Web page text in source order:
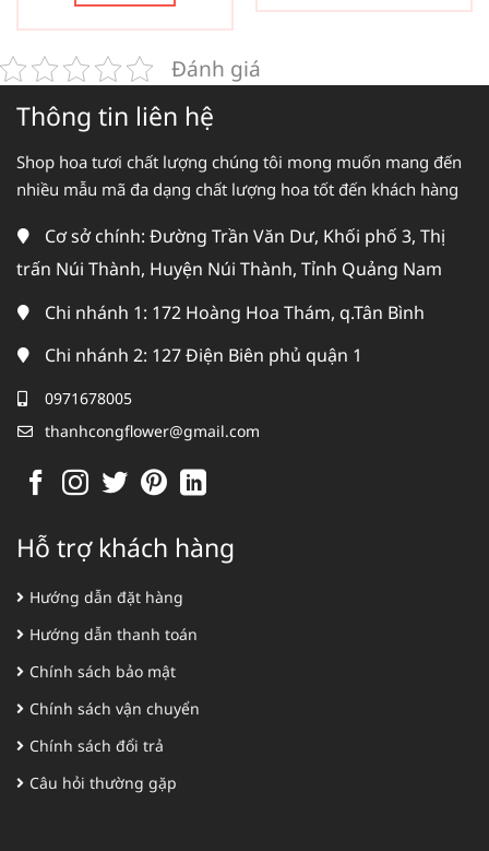
Đánh giá
Thông tin liên hệ
Shop hoa tươi chất lượng chúng tôi mong muốn mang đến
nhiều mẫu mã đa dạng chất lượng hoa tốt đến khách hàng
Cơ sở chính: Đường Trần Văn Dư, Khối phố 3, Thị
trấn Núi Thành, Huyện Núi Thành, Tỉnh Quảng Nam
Chi nhánh 1: 172 Hoàng Hoa Thám, q.Tân Bình
Chi nhánh 2: 127 Điện Biên phủ quận 1
0971678005
thanhcongflower@gmail.com
Hỗ trợ khách hàng
Hướng dẫn đặt hàng
Hướng dẫn thanh toán
Chính sách bảo mật
Chính sách vận chuyển
Chính sách đổi trả
Câu hỏi thường gặp